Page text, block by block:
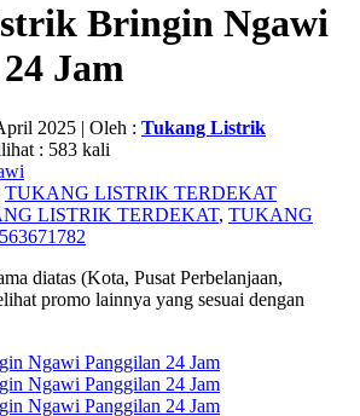
Bringin Ngawi
Jam
2025 | Oleh : Tukang Listrik
: 583 kali
TUKANG LISTRIK TERDEKAT
LISTRIK TERDEKAT, TUKANG
diatas (Kota, Pusat Perbelanjaan,
promo lainnya yang sesuai dengan